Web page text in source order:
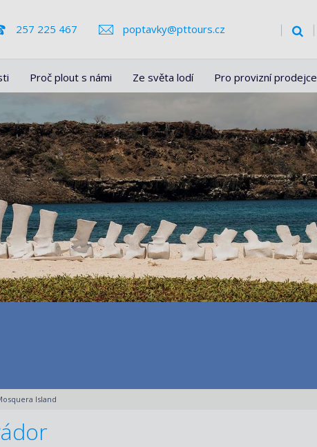
257 225 467 poptavky@pttours.cz
Proč plout s námi Ze světa lodí Pro provizní prodejce
Island